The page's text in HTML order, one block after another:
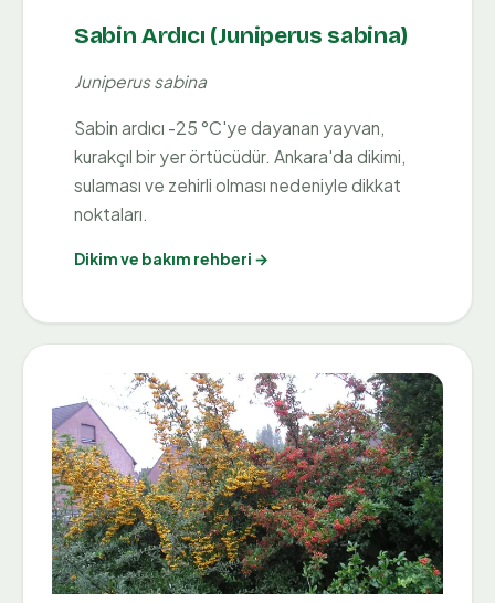
Sabin Ardıcı (Juniperus sabina)
Juniperus sabina
Sabin ardıcı -25 °C'ye dayanan yayvan,
kurakçıl bir yer örtücüdür. Ankara'da dikimi,
sulaması ve zehirli olması nedeniyle dikkat
noktaları.
Dikim ve bakım rehberi →